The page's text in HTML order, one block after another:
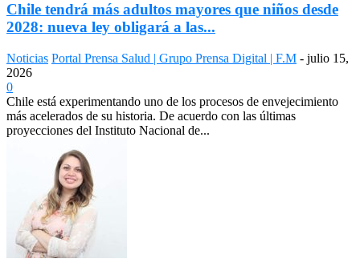
Chile tendrá más adultos mayores que niños desde
2028: nueva ley obligará a las...
Noticias Portal Prensa Salud | Grupo Prensa Digital | F.M - julio 15,
2026
0
Chile está experimentando uno de los procesos de envejecimiento
más acelerados de su historia. De acuerdo con las últimas
proyecciones del Instituto Nacional de...